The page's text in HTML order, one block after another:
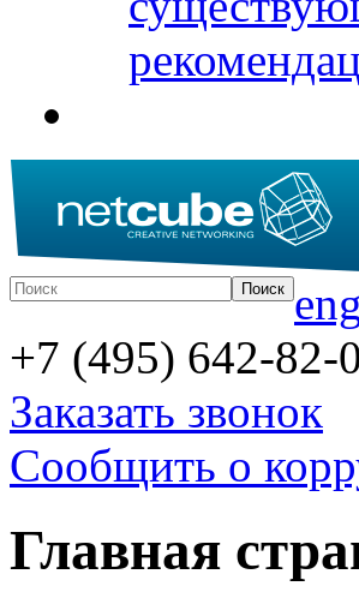
eng
+7 (495) 642-82-
Заказать звонок
Сообщить о
Главная